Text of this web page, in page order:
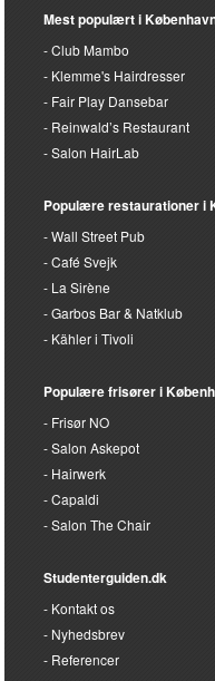
Mest populært i København
Fair Play Dansebar
Reinwald’s Restaurant
Salon HairLab
Populære restaurationer i
La Sirène
Garbos Bar & Natklub
Kähler i Tivoli
Populære frisører i
Hairwerk
Capaldi
Salon The Chair